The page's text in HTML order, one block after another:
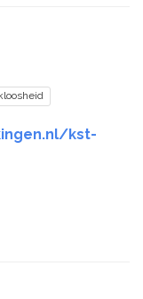
kst-